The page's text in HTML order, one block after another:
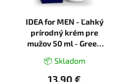
IDEA for MEN - Ľahký
prírodný krém pre
mužov 50 ml - Green
📦 Skladom
13,90 €